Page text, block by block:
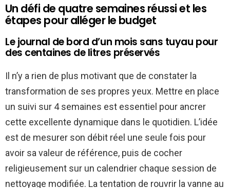
Un défi de quatre semaines réussi et les
étapes pour alléger le budget
Le journal de bord d’un mois sans tuyau pour
des centaines de litres préservés
Il n’y a rien de plus motivant que de constater la
transformation de ses propres yeux. Mettre en place
un suivi sur 4 semaines est essentiel pour ancrer
cette excellente dynamique dans le quotidien. L’idée
est de mesurer son débit réel une seule fois pour
avoir sa valeur de référence, puis de cocher
religieusement sur un calendrier chaque session de
nettoyage modifiée. La tentation de rouvrir la vanne au